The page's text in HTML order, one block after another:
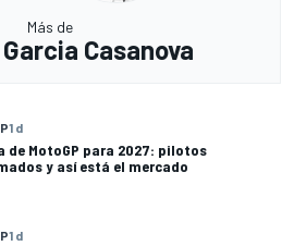
Más de
Casanova
1 d
de MotoGP para 2027: pilotos
y así está el mercado
1 d